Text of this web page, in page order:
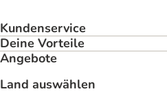
Kundenservice
Deine Vorteile
Angebote
Land auswählen